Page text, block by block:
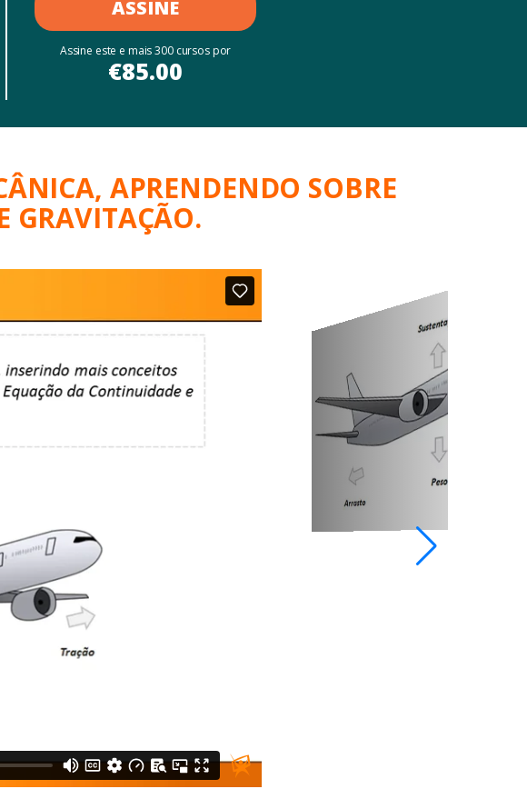
ASSINE
Assine este e mais 300 cursos por
€85.00
APRENDENDO SOBRE
GRAVITAÇÃO.